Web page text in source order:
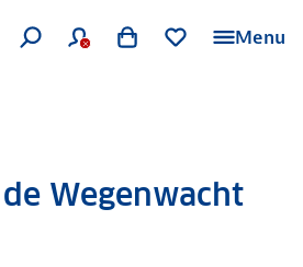
Menu
Wegenwacht